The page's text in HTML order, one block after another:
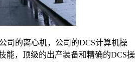
的离心机，公司的DCS计算机操
能，顶级的出产装备和精确的DCS操